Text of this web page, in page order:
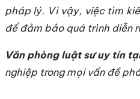
pháp lý. Vì vậy, việc tìm
để đảm bảo quá trình diễn
Văn phòng luật sư uy tín
nghiệp trong mọi vấn đề